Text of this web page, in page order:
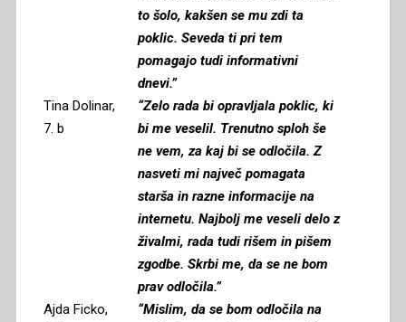
to šolo, kakšen se mu zdi ta
poklic. Seveda ti pri tem
pomagajo tudi informativni
dnevi.”
Tina Dolinar,
7. b
“Zelo rada bi opravljala poklic, ki
bi me veselil. Trenutno sploh še
ne vem, za kaj bi se odločila. Z
nasveti mi največ pomagata
starša in razne informacije na
internetu. Najbolj me veseli delo z
živalmi, rada tudi rišem in pišem
zgodbe. Skrbi me, da se ne bom
prav odločila.”
Ajda Ficko,
“Mislim, da se bom odločila na